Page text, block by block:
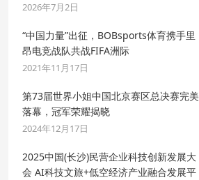
2026年7月2日
“中国力量”出征，BOBsports体育携手里
昂电竞战队共战FIFA洲际
2021年11月17日
第73届世界小姐中国北京赛区总决赛完美
落幕，冠军荣耀揭晓
2024年12月17日
2025中国(长沙)民营企业科技创新发展大
会 AI科技文旅+低空经济产业融合发展平